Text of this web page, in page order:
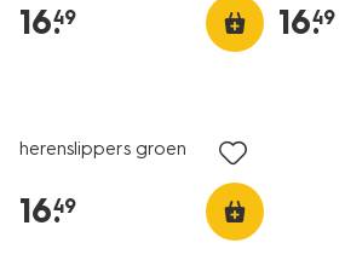
16.
49 16.
49
herenslippers groen
16.
49